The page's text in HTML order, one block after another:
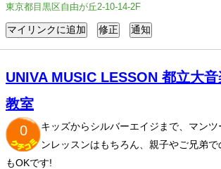
東京都目黒区自由が丘2-10-14-2F
UNIVA MUSIC LESSON 都立大
教室
0
キッズからシルバーエイジまで、マンツ
ンレッスンはもちろん、親子やご兄弟
もOKです!